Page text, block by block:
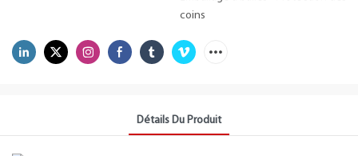
coins
Détails Du Produit